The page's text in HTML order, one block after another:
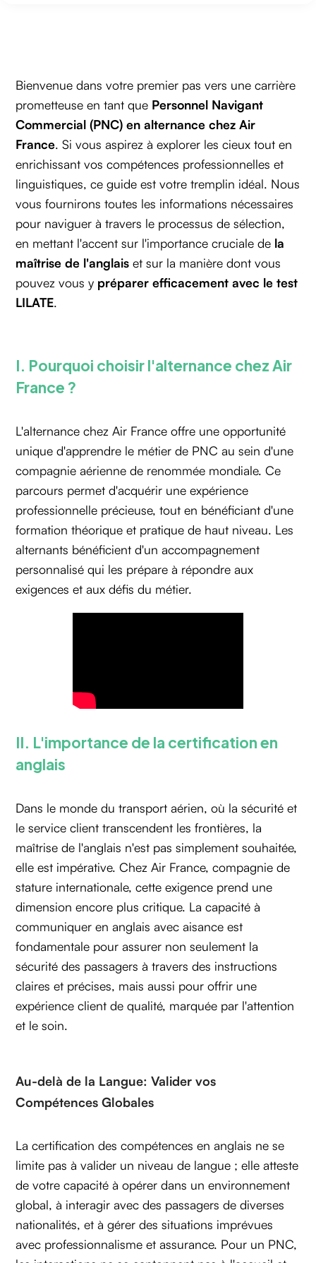
Bienvenue dans votre premier pas vers une carrière
prometteuse en tant que Personnel Navigant
Commercial (PNC) en alternance chez Air
France. Si vous aspirez à explorer les cieux tout en
enrichissant vos compétences professionnelles et
linguistiques, ce guide est votre tremplin idéal. Nous
vous fournirons toutes les informations nécessaires
pour naviguer à travers le processus de sélection,
en mettant l'accent sur l'importance cruciale de la
maîtrise de l'anglais et sur la manière dont vous
pouvez vous y préparer efficacement avec le test
LILATE.
I. Pourquoi choisir l'alternance chez Air
France ?
L'alternance chez Air France offre une opportunité
unique d'apprendre le métier de PNC au sein d'une
compagnie aérienne de renommée mondiale. Ce
parcours permet d'acquérir une expérience
professionnelle précieuse, tout en bénéficiant d'une
formation théorique et pratique de haut niveau. Les
alternants bénéficient d'un accompagnement
personnalisé qui les prépare à répondre aux
exigences et aux défis du métier.
II. L'importance de la certification en
anglais
Dans le monde du transport aérien, où la sécurité et
le service client transcendent les frontières, la
maîtrise de l'anglais n'est pas simplement souhaitée,
elle est impérative. Chez Air France, compagnie de
stature internationale, cette exigence prend une
dimension encore plus critique. La capacité à
communiquer en anglais avec aisance est
fondamentale pour assurer non seulement la
sécurité des passagers à travers des instructions
claires et précises, mais aussi pour offrir une
expérience client de qualité, marquée par l'attention
et le soin.
Au-delà de la Langue: Valider vos
Compétences Globales
La certification des compétences en anglais ne se
limite pas à valider un niveau de langue ; elle atteste
de votre capacité à opérer dans un environnement
global, à interagir avec des passagers de diverses
nationalités, et à gérer des situations imprévues
avec professionnalisme et assurance. Pour un PNC,